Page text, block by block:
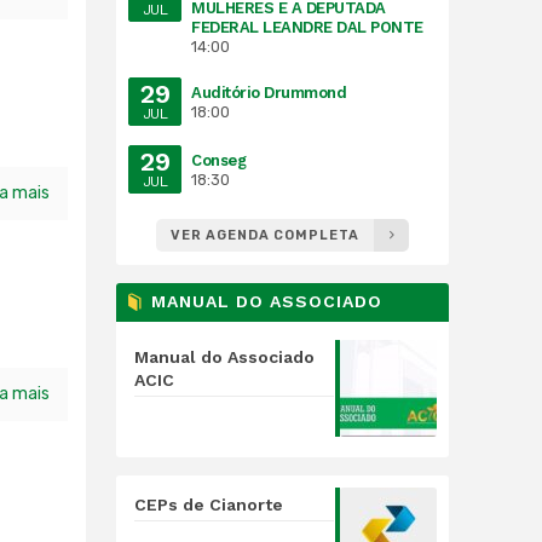
mais
mais
JUL
MULHERES E A DEPUTADA
FEDERAL LEANDRE DAL PONTE
14:00
29
JUL
Auditório Drummond
18:00
29
JUL
Conseg
18:30
VER AGENDA COMPLETA
MANUAL DO ASSOCIADO
Manual do Associado
ACIC
CEPs de Cianorte